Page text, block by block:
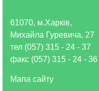
61070, м.Харків,
Михайла Гуревича, 27
тел (057) 315 - 24 - 37
факс (057) 315 - 24 -
Мапа сайту